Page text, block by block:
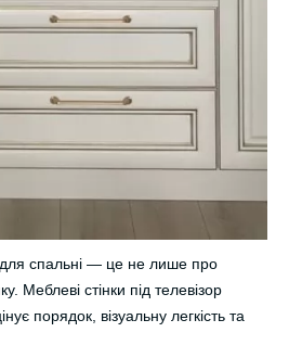
спальні — це не лише про
Меблеві стінки під телевізор
порядок, візуальну легкість та